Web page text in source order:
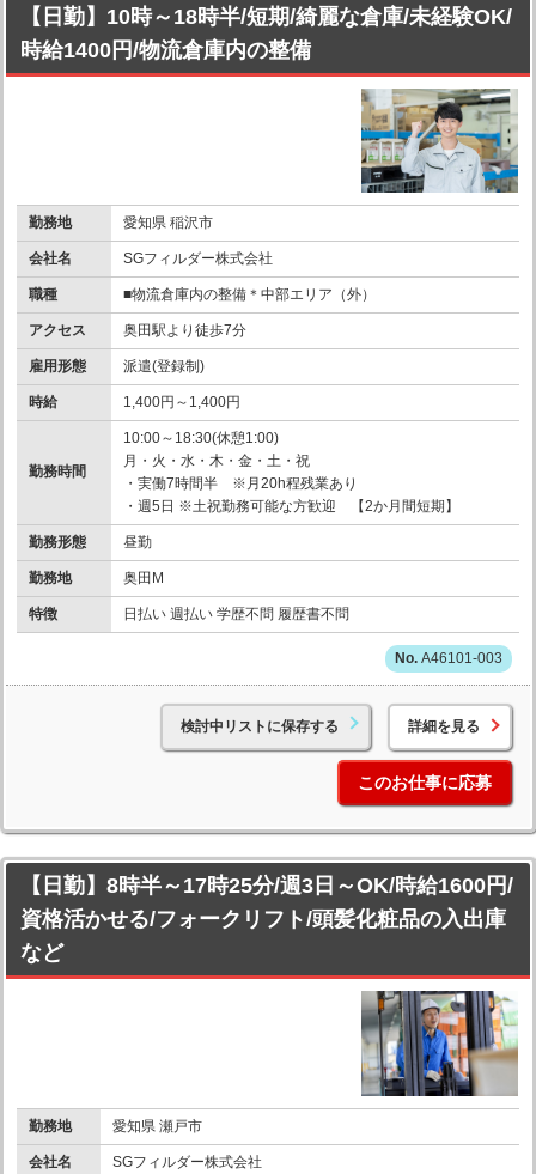
【日勤】10時～18時半/短期/綺麗な倉庫/未経験OK/
時給1400円/物流倉庫内の整備
勤務地 愛知県 稲沢市
会社名 SGフィルダー株式会社
職種 ■物流倉庫内の整備＊中部エリア（外）
アクセス 奥田駅より徒歩7分
雇用形態 派遣(登録制)
時給 1,400円～1,400円
勤務時間
10:00～18:30(休憩1:00)
月・火・水・木・金・土・祝
・実働7時間半 ※月20h程残業あり
・週5日 ※土祝勤務可能な方歓迎 【2か月間短期】
勤務形態 昼勤
勤務地 奥田M
特徴 日払い 週払い 学歴不問 履歴書不問
A46101-003
検討中リストに保存する 詳細を見る
このお仕事に応募
【日勤】8時半～17時25分/週3日～OK/時給1600円/
資格活かせる/フォークリフト/頭髪化粧品の入出庫
など
勤務地 愛知県 瀬戸市
会社名 SGフィルダー株式会社